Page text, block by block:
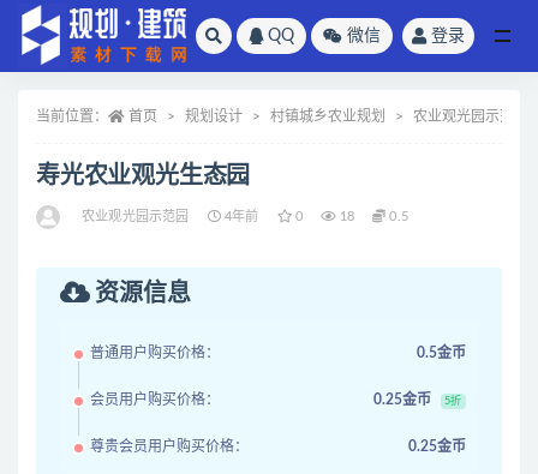
QQ 微信 登录
当前位置： 首页 规划设计 村镇城乡农业规划 农业观光园示范园
寿光农业观光生态园
农业观光园示范园 4年前 0 18 0.5
资源信息
普通用户购买价格： 0.5金币
会员用户购买价格： 0.25金币 5折
尊贵会员用户购买价格： 0.25金币
全部